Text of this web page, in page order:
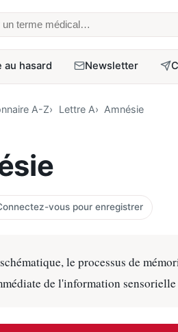
un terme médical
au hasard Newsletter
A-Z Lettre A Amnésie
vous pour enregistrer
le processus de
de l'information sensorielle